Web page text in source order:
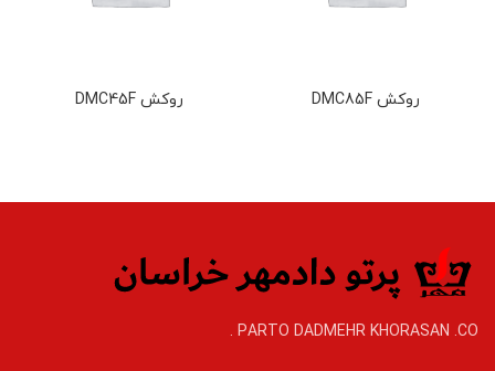
روکش DMC85F روکش DMC45F
PARTO DADMEHR KHORASAN .CO .